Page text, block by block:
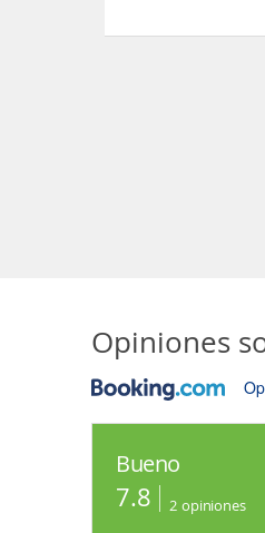
Opiniones
Bueno
7.8 2 opiniones